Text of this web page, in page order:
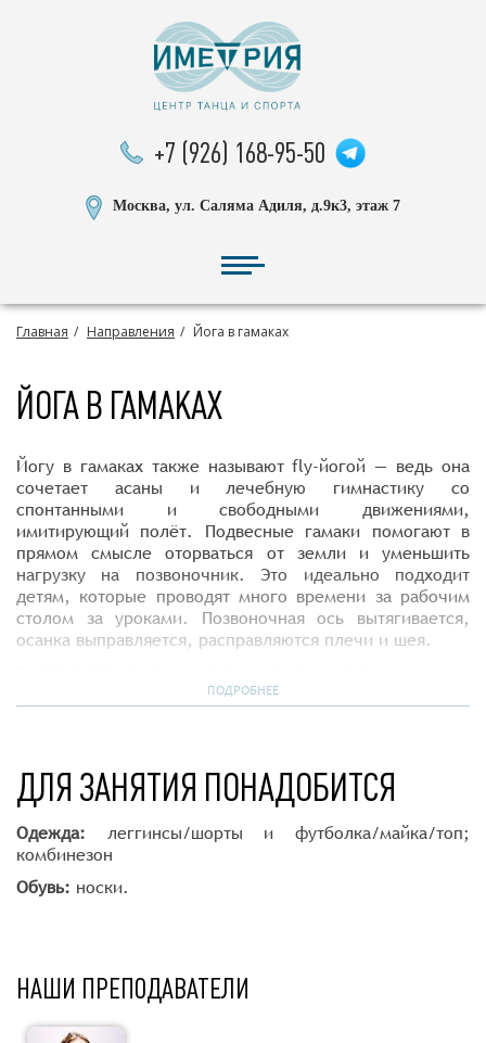
+7 (926) 168-95-50
Москва, ул. Саляма Адиля, д.9к3, этаж 7
Главная Направления Йога в гамаках
ЙОГА В ГАМАКАХ
Йогу в гамаках также называют fly-йогой — ведь она
сочетает асаны и лечебную гимнастику со
спонтанными и свободными движениями,
имитирующий полёт. Подвесные гамаки помогают в
прямом смысле оторваться от земли и уменьшить
нагрузку на позвоночник. Это идеально подходит
детям, которые проводят много времени за рабочим
столом за уроками. Позвоночная ось вытягивается,
осанка выправляется, расправляются плечи и шея.
настоящую радость от невесомости и лёгкости. Это не
легче, свободнее и счастливее.
Рекомендуется для детей от 7 лет.
ПОДРОБНЕЕ
ДЛЯ ЗАНЯТИЯ ПОНАДОБИТСЯ
Одежда: леггинсы/шорты и футболка/майка/топ;
комбинезон
Обувь: носки.
НАШИ ПРЕПОДАВАТЕЛИ